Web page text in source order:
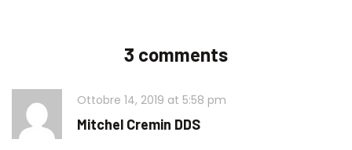
3 comments
Ottobre 14, 2019 at 5:58 pm
Mitchel Cremin DDS